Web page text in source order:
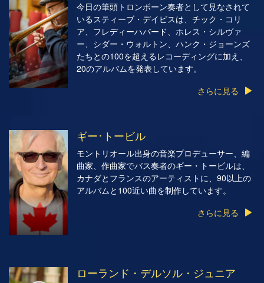
今日の筆頭トロンボーン奏者として見なされて
いるスティーブ・デイビスは、チック・コリ
ア、フレディーハバード、ホレス・シルヴァ
ー、シダー・ウォルトン、ハンク・ジョーンズ
たちとの100を超えるレコーディングに加え、
20のアルバムを発表しています。
さらに見る
ギー･トービル
モントリオール出身の音楽プロデューサー、編
曲家、作曲家でバス奏者のギー・トービルは、
カナダとフランスのアーティストに、90以上の
アルバムと100近い曲を制作しています。
さらに見る
ローランド・デルソル・ジュニア